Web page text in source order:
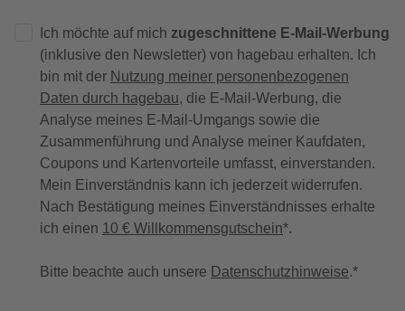
Ich möchte auf mich zugeschnittene E-Mail-Werbung
(inklusive den Newsletter) von hagebau erhalten. Ich
bin mit der Nutzung meiner personenbezogenen
Daten durch hagebau, die E-Mail-Werbung, die
Analyse meines E-Mail-Umgangs sowie die
Zusammenführung und Analyse meiner Kaufdaten,
Coupons und Kartenvorteile umfasst, einverstanden.
Mein Einverständnis kann ich jederzeit widerrufen.
Nach Bestätigung meines Einverständnisses erhalte
ich einen 10 € Willkommensgutschein*.
Bitte beachte auch unsere Datenschutzhinweise.